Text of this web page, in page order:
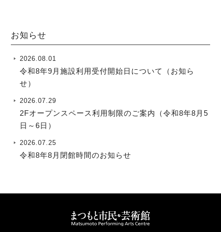
お知らせ
2026.08.01
令和8年9月施設利用受付開始日について（お知ら
せ）
2026.07.29
2Fオープンスペース利用制限のご案内（令和8年8月5
日～6日）
2026.07.25
令和8年8月閉館時間のお知らせ